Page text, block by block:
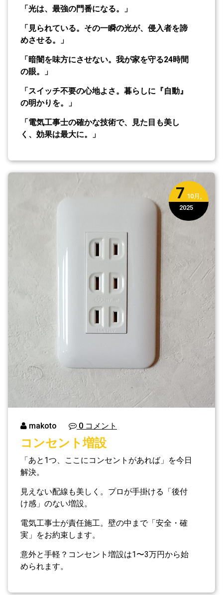
「光は、最強の門番になる。」
「見られている。その一瞬の光が、侵入者を諦
めさせる。」
「暗闇を味方にさせない。我が家を守る24時間
の眼。」
「スイッチ不要の心地よさ。暮らしに『自動』
の明かりを。」
「電気工事士の確かな技術で、見た目も美し
く、効果は最大に。」
7 10月,
2025
makoto 0 コメント
コンセント増設
「あと1つ、ここにコンセントがあれば」を今日
解決。
見えない配線も美しく。プロが手掛ける「後付
け感」のない増設。
電気工事士が責任施工。壁の中まで「安全・確
実」をお約束します。
意外と手軽？コンセント増設は1〜3万円から始
められます。